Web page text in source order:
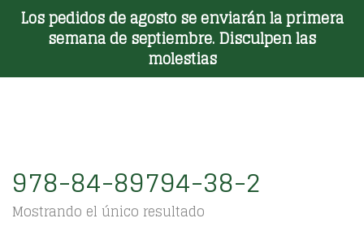
Los pedidos de agosto se enviarán la primera
semana de septiembre. Disculpen las
molestias
Toggle Menu
978-84-89794-38-2
Mostrando el único resultado